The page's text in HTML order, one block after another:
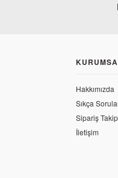
Hakkımızda
Sıkça
Sipariş Takip
İletişim